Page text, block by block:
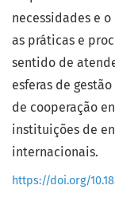
necessidades e
as práticas e
sentido de
esferas de
de cooperação
instituições de
internacionais.
https://doi.org/